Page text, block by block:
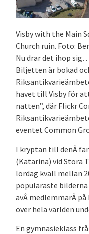
Visby with the Main
Church ruin. Foto:
Nu drar det ihop
Biljetten är bokad
havet till Visby för
natten”, där Flickr
eventet Common
I kryptan till denÂ
(Katarina) vid Stora
lördag kväll mellan
populäraste
avÂ medlemmarÂ
över hela världen
En gymnasieklass